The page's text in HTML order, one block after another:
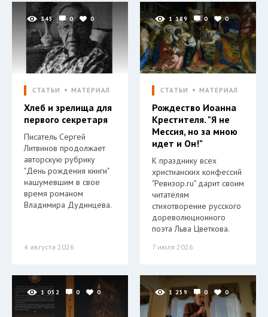
345 0 0
СТАТЬИ МАТЕРИАЛ
Хлеб и зрелища для
первого секретаря
Писатель Сергей
Литвинов продолжает
авторскую рубрику
"День рождения книги"
нашумевшим в свое
время романом
Владимира Дудинцева.
4 августа 2026
1 189 0 0
СТАТЬИ МАТЕРИАЛ
Рождество Иоанна
Крестителя. "Я не
Мессия, но за мною
идет и Он!"
К празднику всех
христианских конфессий
"Ревизор.ru" дарит своим
читателям
стихотворение русского
дореволюционного
поэта Льва Цветкова.
7 июля 2026
1 052 0 0 1 259 0 0